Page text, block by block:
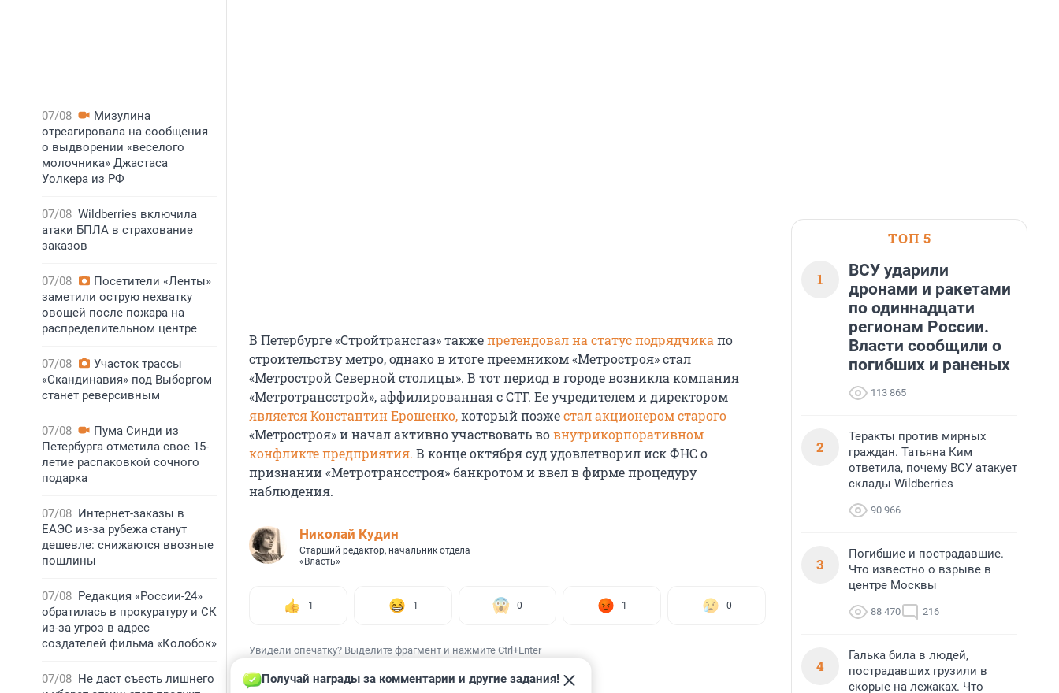
07/08
Мизулина
отреагировала на сообщения
о выдворении «веселого
молочника» Джастаса
Уолкера из РФ
07/08 Wildberries включила
атаки БПЛА в страхование
заказов
07/08
Посетители «Ленты»
заметили острую нехватку
овощей после пожара на
распределительном центре
07/08
Участок трассы
«Скандинавия» под Выборгом
станет реверсивным
07/08
Пума Синди из
Петербурга отметила свое 15-
летие распаковкой сочного
подарка
07/08 Интернет-заказы в
ЕАЭС из-за рубежа станут
дешевле: снижаются ввозные
пошлины
07/08 Редакция «России-24»
обратилась в прокуратуру и СК
из-за угроз в адрес
создателей фильма «Колобок»
07/08 Не даст съесть лишнего
В Петербурге «Стройтрансгаз» такжепретендовал на статус подрядчика по
строительству метро, однако в итоге преемником «Метростроя» стал
«Метрострой Северной столицы». В тот период в городе возникла компания
«Метротрансстрой», аффилированная с СТГ. Ее учредителем и директором
является Константин Ерошенко,который позжестал акционером старого
«Метростроя» и начал активно участвовать вовнутрикорпоративном
конфликте предприятия. В конце октября суд удовлетворил иск ФНС о
признании «Метротрансстроя» банкротом и ввел в фирме процедуру
наблюдения.
Николай Кудин
Старший редактор, начальник отдела
«Власть»
1 1 0 1 0
Увидели опечатку? Выделите фрагмент и нажмите Ctrl+Enter
Получай награды за комментарии и другие задания!
ТОП 5
1
ВСУ ударили
дронами и ракетами
по одиннадцати
регионам России.
Власти сообщили о
погибших и раненых
113 865
2
Теракты против мирных
граждан. Татьяна Ким
ответила, почему ВСУ атакует
склады Wildberries
90 966
3
Погибшие и пострадавшие.
Что известно о взрыве в
центре Москвы
88 470 216
4
Галька била в людей,
пострадавших грузили в
скорые на лежаках. Что